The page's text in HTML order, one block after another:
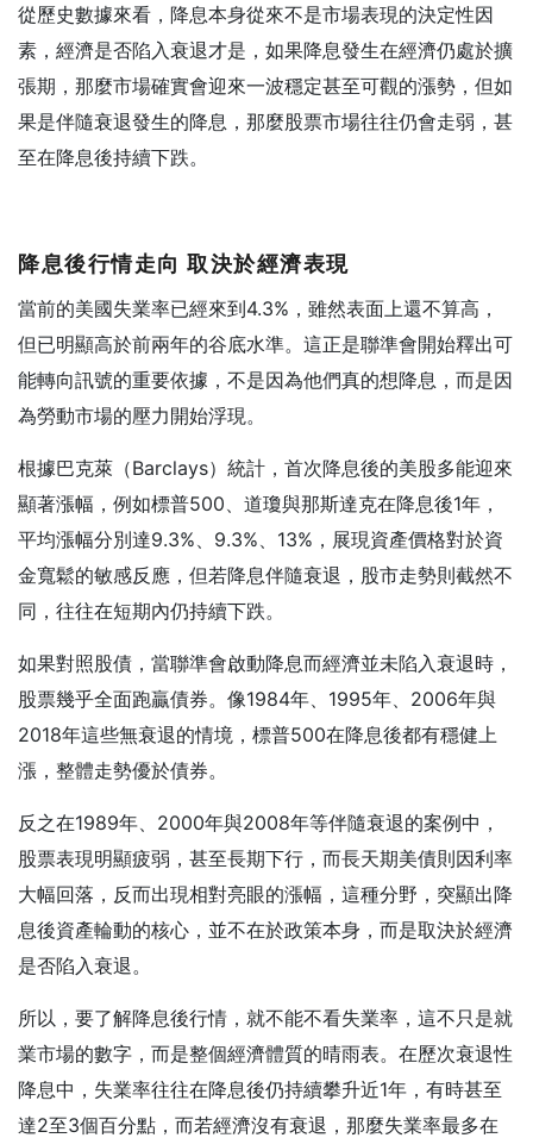
從歷史數據來看，降息本身從來不是市場表現的決定性因
素，經濟是否陷入衰退才是，如果降息發生在經濟仍處於擴
張期，那麼市場確實會迎來一波穩定甚至可觀的漲勢，但如
果是伴隨衰退發生的降息，那麼股票市場往往仍會走弱，甚
至在降息後持續下跌。
降息後行情走向 取決於經濟表現
當前的美國失業率已經來到4.3%，雖然表面上還不算高，
但已明顯高於前兩年的谷底水準。這正是聯準會開始釋出可
能轉向訊號的重要依據，不是因為他們真的想降息，而是因
為勞動市場的壓力開始浮現。
根據巴克萊（Barclays）統計，首次降息後的美股多能迎來
顯著漲幅，例如標普500、道瓊與那斯達克在降息後1年，
平均漲幅分別達9.3%、9.3%、13%，展現資產價格對於資
金寬鬆的敏感反應，但若降息伴隨衰退，股市走勢則截然不
同，往往在短期內仍持續下跌。
如果對照股債，當聯準會啟動降息而經濟並未陷入衰退時，
股票幾乎全面跑贏債券。像1984年、1995年、2006年與
2018年這些無衰退的情境，標普500在降息後都有穩健上
漲，整體走勢優於債券。
反之在1989年、2000年與2008年等伴隨衰退的案例中，
股票表現明顯疲弱，甚至長期下行，而長天期美債則因利率
大幅回落，反而出現相對亮眼的漲幅，這種分野，突顯出降
息後資產輪動的核心，並不在於政策本身，而是取決於經濟
是否陷入衰退。
所以，要了解降息後行情，就不能不看失業率，這不只是就
業市場的數字，而是整個經濟體質的晴雨表。在歷次衰退性
降息中，失業率往往在降息後仍持續攀升近1年，有時甚至
達2至3個百分點，而若經濟沒有衰退，那麼失業率最多在